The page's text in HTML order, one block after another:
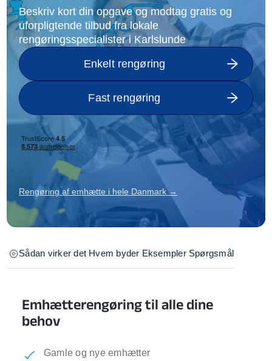
Beskriv kort din opgave og modtag gratis og
uforpligtende tilbud fra lokale
rengøringsspecialister i Karlslunde
Enkelt rengøring
Fast rengøring
Rengøring af emhætte i hele Danmark →
Sådan virker det Hvem byder Eksempler Spørgsmål
Emhætterengøring til alle dine
behov
Gamle og nye emhætter